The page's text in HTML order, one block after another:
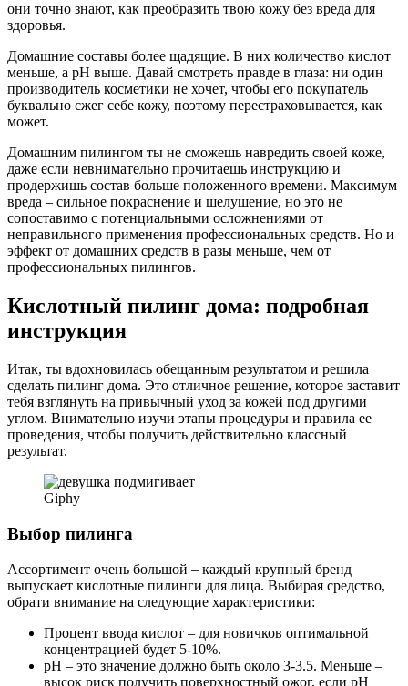
они точно знают, как преобразить твою кожу без вреда для
здоровья.
Домашние составы более щадящие. В них количество кислот
меньше, а pH выше. Давай смотреть правде в глаза: ни один
производитель косметики не хочет, чтобы его покупатель
буквально сжег себе кожу, поэтому перестраховывается, как
может.
Домашним пилингом ты не сможешь навредить своей коже,
даже если невнимательно прочитаешь инструкцию и
продержишь состав больше положенного времени. Максимум
вреда – сильное покраснение и шелушение, но это не
сопоставимо с потенциальными осложнениями от
неправильного применения профессиональных средств. Но и
эффект от домашних средств в разы меньше, чем от
профессиональных пилингов.
Кислотный пилинг дома: подробная
инструкция
Итак, ты вдохновилась обещанным результатом и решила
сделать пилинг дома. Это отличное решение, которое заставит
тебя взглянуть на привычный уход за кожей под другими
углом. Внимательно изучи этапы процедуры и правила ее
проведения, чтобы получить действительно классный
результат.
Giphy
Выбор пилинга
Ассортимент очень большой – каждый крупный бренд
выпускает кислотные пилинги для лица. Выбирая средство,
обрати внимание на следующие характеристики:
Процент ввода кислот – для новичков оптимальной
концентрацией будет 5-10%.
pH – это значение должно быть около 3-3.5. Меньше –
высок риск получить поверхностный ожог, если pH